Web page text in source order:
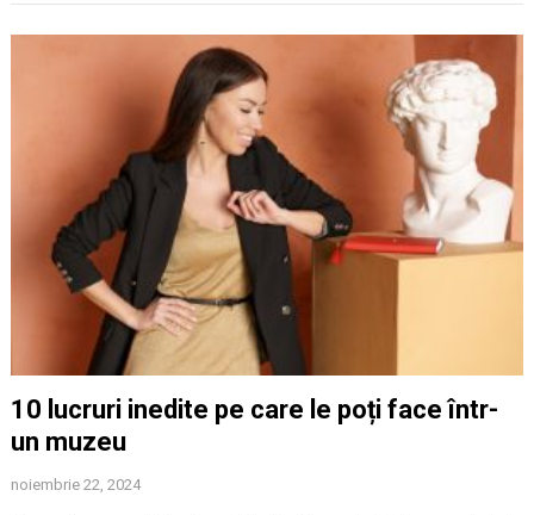
10 lucruri inedite pe care le poți face într-
un muzeu
noiembrie 22, 2024